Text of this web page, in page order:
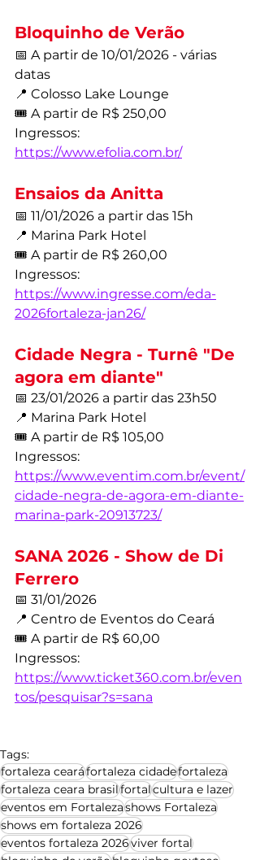
Bloquinho de Verão
📅 A partir de 10/01/2026 - várias
datas
📍 Colosso Lake Lounge
🎟️ A partir de R$ 250,00
Ingressos:
https://www.efolia.com.br/
Ensaios da Anitta
📅 11/01/2026 a partir das 15h
📍 Marina Park Hotel
🎟️ A partir de R$ 260,00
Ingressos:
https://www.ingresse.com/eda-
2026fortaleza-jan26/
Cidade Negra - Turnê "De
agora em diante"
📅 23/01/2026 a partir das 23h50
📍 Marina Park Hotel
🎟️ A partir de R$ 105,00
Ingressos:
https://www.eventim.com.br/event/
cidade-negra-de-agora-em-diante-
marina-park-20913723/
SANA 2026 - Show de Di
Ferrero
📅 31/01/2026
📍 Centro de Eventos do Ceará
🎟️ A partir de R$ 60,00
Ingressos:
https://www.ticket360.com.br/even
tos/pesquisar?s=sana
Tags:
fortaleza cearáfortaleza cidadefortaleza
fortaleza ceara brasilfortalcultura e lazer
eventos em Fortalezashows Fortaleza
shows em fortaleza 2026
eventos fortaleza 2026viver fortal